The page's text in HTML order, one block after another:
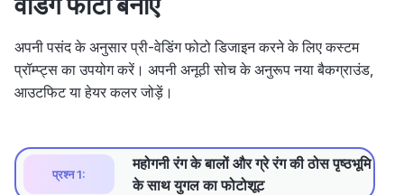
अपनी पसंद के अनुसार प्री-वेडिंग फोटो डिजाइन करने के लिए कस्टम
प्रॉम्प्ट्स का उपयोग करें। अपनी अनूठी सोच के अनुरूप नया बैकग्राउंड,
आउटफिट या हेयर कलर जोड़ें।
प्रश्न 1:
महोगनी रंग के बालों और ग्रे रंग की ठोस पृष्ठभूमि
के साथ युगल का फोटोशूट